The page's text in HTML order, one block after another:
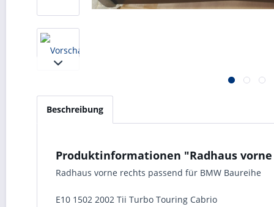
Beschreibung
Produktinformationen "Radhaus
Radhaus vorne rechts passend für BMW Baureihe
E10 1502 2002 Tii Turbo Touring Cabrio